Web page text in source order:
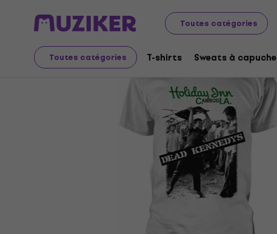
Toutes catégories
Toutes catégories T-shirts Sweats à capuche
Merch Produits musicaux T-shirts
L'offre est terminée